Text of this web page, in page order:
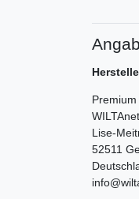
Premium
Lise-
52511